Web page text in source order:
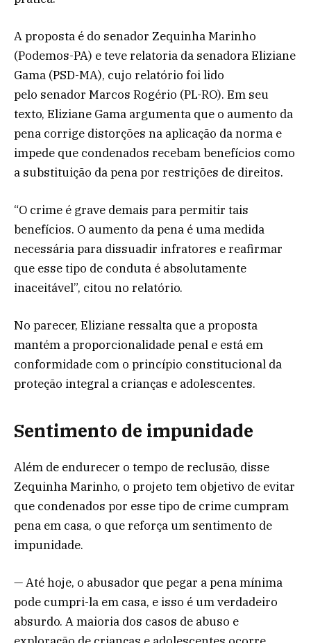
A proposta é do senador Zequinha Marinho
(Podemos-PA) e teve relatoria da senadora Eliziane
Gama (PSD-MA), cujo relatório foi lido
pelo senador Marcos Rogério (PL-RO). Em seu
texto, Eliziane Gama argumenta que o aumento da
pena corrige distorções na aplicação da norma e
impede que condenados recebam benefícios como
a substituição da pena por restrições de direitos.
“O crime é grave demais para permitir tais
benefícios. O aumento da pena é uma medida
necessária para dissuadir infratores e reafirmar
que esse tipo de conduta é absolutamente
inaceitável”, citou no relatório.
No parecer, Eliziane ressalta que a proposta
mantém a proporcionalidade penal e está em
conformidade com o princípio constitucional da
proteção integral a crianças e adolescentes.
Sentimento de impunidade
Além de endurecer o tempo de reclusão, disse
Zequinha Marinho, o projeto tem objetivo de evitar
que condenados por esse tipo de crime cumpram
pena em casa, o que reforça um sentimento de
impunidade.
— Até hoje, o abusador que pegar a pena mínima
pode cumpri-la em casa, e isso é um verdadeiro
absurdo. A maioria dos casos de abuso e